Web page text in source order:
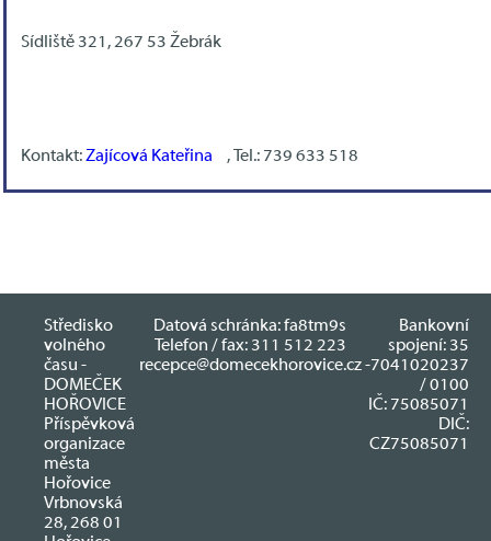
Sídliště 321, 267 53 Žebrák
Kontakt:Zajícová Kateřina , Tel.: 739 633 518
Středisko
volného
času -
DOMEČEK
HOŘOVICE
Příspěvková
organizace
města
Hořovice
Vrbnovská
28, 268 01
Datová schránka: fa8tm9s
Telefon / fax: 311 512 223
recepce@domecekhorovice.cz
Bankovní
spojení: 35
-7041020237
/ 0100
IČ: 75085071
DIČ:
CZ75085071